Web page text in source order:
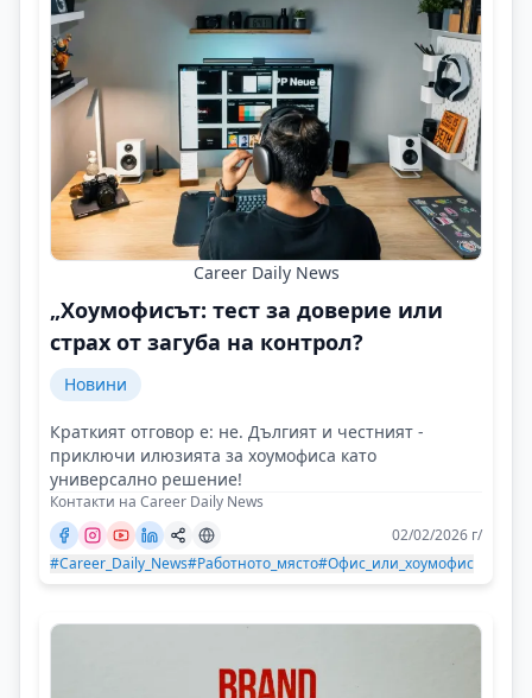
Career Daily News
„Хоумофисът: тест за доверие или
страх от загуба на контрол?
Новини
Краткият отговор е: не. Дългият и честният -
приключи илюзията за хоумофиса като
универсално решение!
Контакти на Career Daily News
02/02/2026 г/
#Career_Daily_News#Работното_място#Офис_или_хоумофис